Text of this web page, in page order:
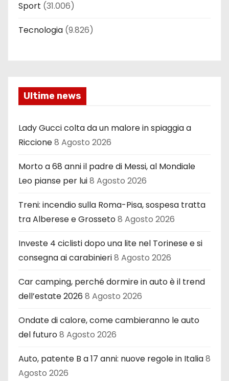
Sport (31.006)
Tecnologia (9.826)
Ultime news
Lady Gucci colta da un malore in spiaggia a
Riccione8 Agosto 2026
Morto a 68 anni il padre di Messi, al Mondiale
Leo pianse per lui8 Agosto 2026
Treni: incendio sulla Roma-Pisa, sospesa tratta
tra Alberese e Grosseto8 Agosto 2026
Investe 4 ciclisti dopo una lite nel Torinese e si
consegna ai carabinieri8 Agosto 2026
Car camping, perché dormire in auto è il trend
dell’estate 2026 8 Agosto 2026
Ondate di calore, come cambieranno le auto
del futuro8 Agosto 2026
Auto, patente B a 17 anni: nuove regole in Italia8
Agosto 2026